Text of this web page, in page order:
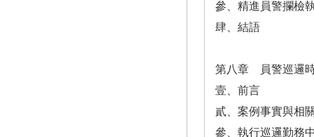
參、精進員警攔檢
肆、結語
第八章 員警巡邏
壹、前言
貳、案例事實與相
參、執行巡邏勤務